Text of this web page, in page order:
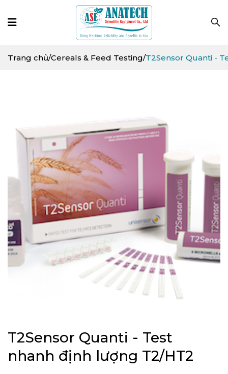
Trang chủ/Cereals & Feed Testing/T2Sensor Quanti -
T2Sensor Quanti - Test
nhanh định lượng T2/HT2